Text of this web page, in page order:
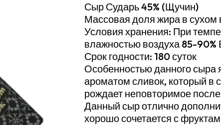
Сыр Сударь 45% (Щучин)
Массовая доля жира в сухом
Условия хранения: При
влажностью воздуха 85-90%
Срок годности: 180 суток
Особенностью данного
ароматом сливок, который в
рождает неповторимое
Данный сыр отлично
хорошо сочетается с